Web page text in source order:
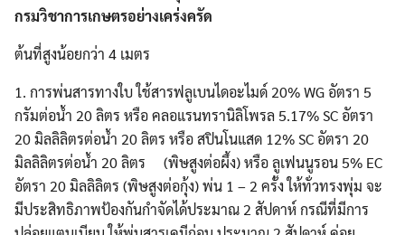
กรมวิชาการเกษตรอย่างเคร่งครัด
ต้นที่สูงน้อยกว่า 4 เมตร
1. การพ่นสารทางใบ ใช้สารฟลูเบนไดอะไมด์ 20% WG อัตรา 5
กรัมต่อน้ำ 20 ลิตร หรือ คลอแรนทรานิลิโพรล 5.17% SC อัตรา
20 มิลลิลิตรต่อน้ำ 20 ลิตร หรือ สปินโนแสด 12% SC อัตรา 20
มิลลิลิตรต่อน้ำ 20 ลิตร (พิษสูงต่อผึ้ง) หรือ ลูเฟนนูรอน 5% EC
อัตรา 20 มิลลิลิตร (พิษสูงต่อกุ้ง) พ่น 1 – 2 ครั้ง ให้ทั่วทรงพุ่ม จะ
มีประสิทธิภาพป้องกันกำจัดได้ประมาณ 2 สัปดาห์ กรณีที่มีการ